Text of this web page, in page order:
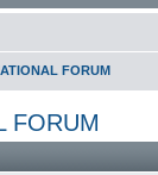
FORUM
FORUM